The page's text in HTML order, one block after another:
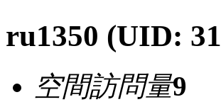
ru1350 (UID:
空間訪問量9